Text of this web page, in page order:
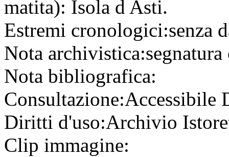
matita): Isola d Asti.
Estremi cronologici:senza
Nota archivistica:
Nota bibliografica:
Consultazione:Accessibile
Diritti d'uso:Archivio
Clip immagine: